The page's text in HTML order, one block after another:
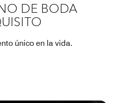
DE BODA
único en la vida.